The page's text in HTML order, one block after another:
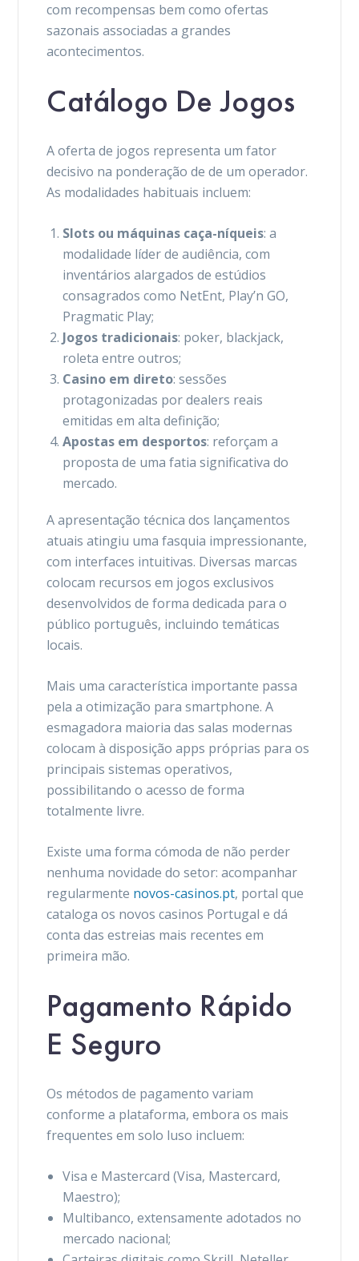
com recompensas bem como ofertas
sazonais associadas a grandes
acontecimentos.
Catálogo De Jogos
A oferta de jogos representa um fator
decisivo na ponderação de de um operador.
As modalidades habituais incluem:
Slots ou máquinas caça-níqueis: a
modalidade líder de audiência, com
inventários alargados de estúdios
consagrados como NetEnt, Play’n GO,
Pragmatic Play;
Jogos tradicionais: poker, blackjack,
roleta entre outros;
Casino em direto: sessões
protagonizadas por dealers reais
emitidas em alta definição;
Apostas em desportos: reforçam a
proposta de uma fatia significativa do
mercado.
A apresentação técnica dos lançamentos
atuais atingiu uma fasquia impressionante,
com interfaces intuitivas. Diversas marcas
colocam recursos em jogos exclusivos
desenvolvidos de forma dedicada para o
público português, incluindo temáticas
locais.
Mais uma característica importante passa
pela a otimização para smartphone. A
esmagadora maioria das salas modernas
colocam à disposição apps próprias para os
principais sistemas operativos,
possibilitando o acesso de forma
totalmente livre.
Existe uma forma cómoda de não perder
nenhuma novidade do setor: acompanhar
regularmente novos-casinos.pt, portal que
cataloga os novos casinos Portugal e dá
conta das estreias mais recentes em
primeira mão.
Pagamento Rápido
E Seguro
Os métodos de pagamento variam
conforme a plataforma, embora os mais
frequentes em solo luso incluem:
Visa e Mastercard (Visa, Mastercard,
Maestro);
Multibanco, extensamente adotados no
mercado nacional;